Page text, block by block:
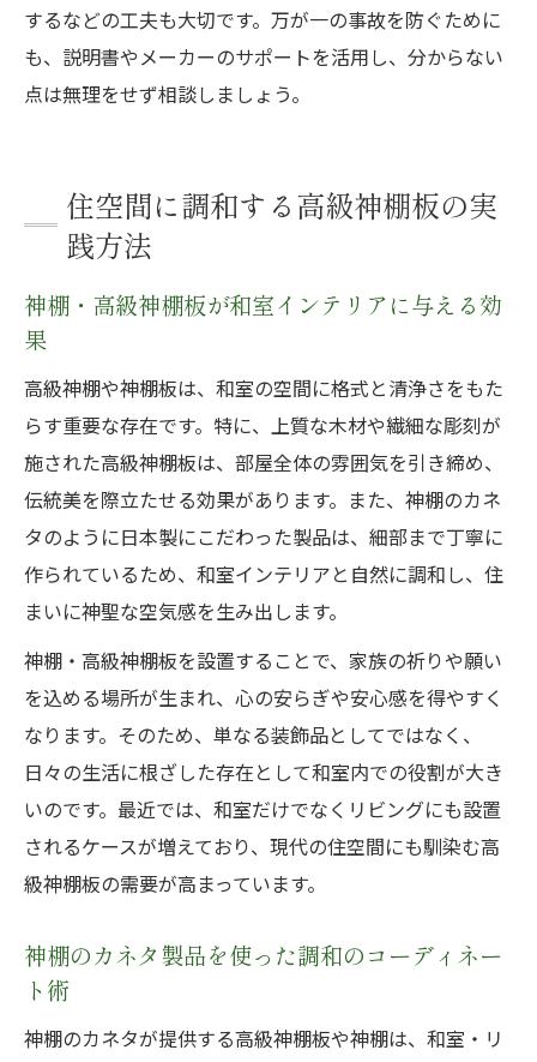
するなどの工夫も大切です。万が一の事故を防ぐために
も、説明書やメーカーのサポートを活用し、分からない
点は無理をせず相談しましょう。
住空間に調和する高級神棚板の実
践方法
神棚・高級神棚板が和室インテリアに与える効
果
高級神棚や神棚板は、和室の空間に格式と清浄さをもた
らす重要な存在です。特に、上質な木材や繊細な彫刻が
施された高級神棚板は、部屋全体の雰囲気を引き締め、
伝統美を際立たせる効果があります。また、神棚のカネ
タのように日本製にこだわった製品は、細部まで丁寧に
作られているため、和室インテリアと自然に調和し、住
まいに神聖な空気感を生み出します。
神棚・高級神棚板を設置することで、家族の祈りや願い
を込める場所が生まれ、心の安らぎや安心感を得やすく
なります。そのため、単なる装飾品としてではなく、
日々の生活に根ざした存在として和室内での役割が大き
いのです。最近では、和室だけでなくリビングにも設置
されるケースが増えており、現代の住空間にも馴染む高
級神棚板の需要が高まっています。
神棚のカネタ製品を使った調和のコーディネー
ト術
神棚のカネタが提供する高級神棚板や神棚は、和室・リ